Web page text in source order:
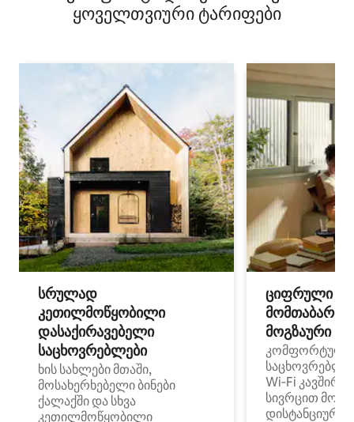
ყოველთვიური ტარიფები
სრულად
კეთილმოწყობილი
დასაქირავებელი
საცხოვრებლები
ხის სახლები მთაში,
მოსახერხებელი ბინები
ქალაქში და სხვა
კეთილმოწყობილი
ციფრული
მოგზაური
კომფორტული
Wi‑Fi
სივრცით
დისტანციური